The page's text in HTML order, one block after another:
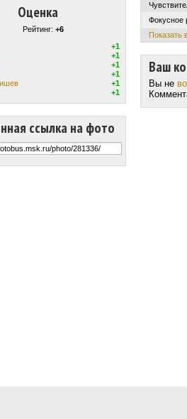
Оценка
Рейтинг: +6
+1
+1
+1
+1
+1
+1
ссылка на фото
Фокусное
Показать
Ваш
Вы не